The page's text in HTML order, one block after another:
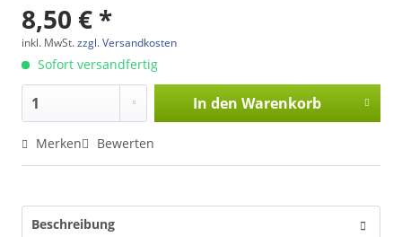
8,50 € *
inkl. MwSt.zzgl. Versandkosten
Sofort versandfertig
In den Warenkorb
Merken Bewerten
Beschreibung